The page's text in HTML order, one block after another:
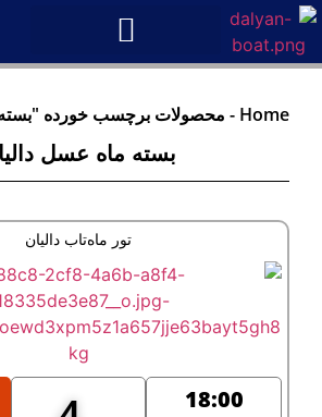
Home
- محصولات برچسب خورده
بسته ماه عسل
تور ماه‌تاب دالیان
18:00